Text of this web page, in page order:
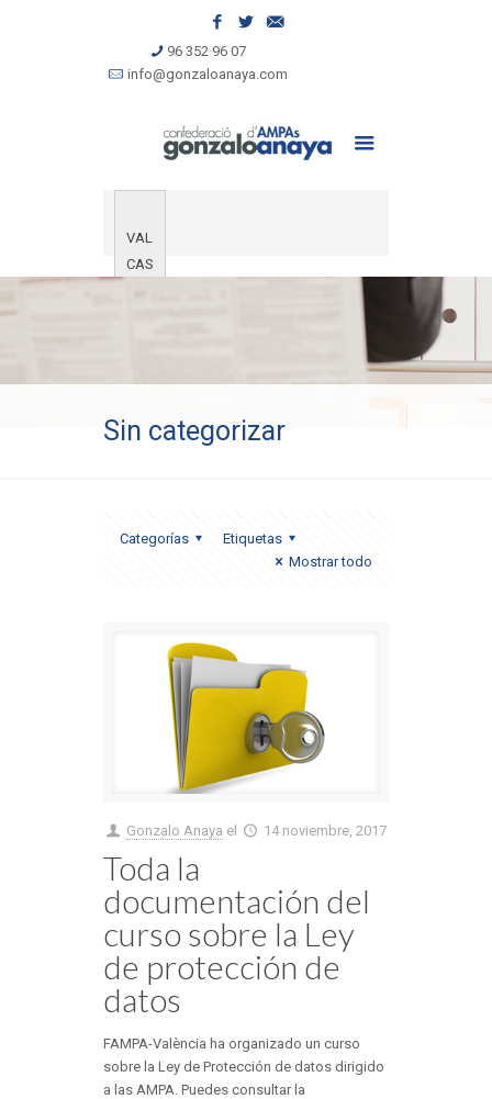
96 352 96 07
info@gonzaloanaya.com
VAL
CAS
Sin categorizar
Categorías
Etiquetas
Mostrar todo
Gonzalo Anaya el 14 noviembre, 2017
Toda la
documentación del
curso sobre la Ley
de protección de
datos
FAMPA-València ha organizado un curso
sobre la Ley de Protección de datos dirigido
a las AMPA. Puedes consultar la